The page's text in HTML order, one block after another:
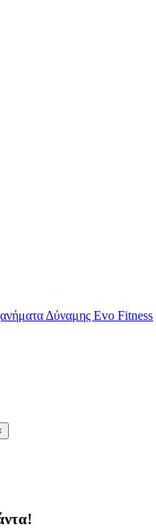
Δύναμης Evo Fitness